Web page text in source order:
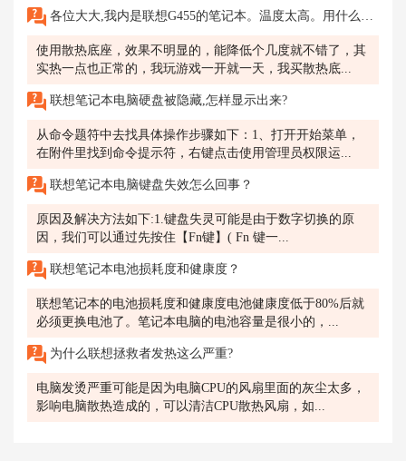
各位大大,我内是联想G455的笔记本。温度太高。用什么散热板好啊。不能太贵的。
使用散热底座，效果不明显的，能降低个几度就不错了，其
实热一点也正常的，我玩游戏一开就一天，我买散热底...
联想笔记本电脑硬盘被隐藏,怎样显示出来?
从命令题符中去找具体操作步骤如下：1、打开开始菜单，
在附件里找到命令提示符，右键点击使用管理员权限运...
联想笔记本电脑键盘失效怎么回事？
原因及解决方法如下:1.键盘失灵可能是由于数字切换的原
因，我们可以通过先按住【Fn键】( Fn 键一...
联想笔记本电池损耗度和健康度？
联想笔记本的电池损耗度和健康度电池健康度低于80%后就
必须更换电池了。笔记本电脑的电池容量是很小的，...
为什么联想拯救者发热这么严重?
电脑发烫严重可能是因为电脑CPU的风扇里面的灰尘太多，
影响电脑散热造成的，可以清洁CPU散热风扇，如...